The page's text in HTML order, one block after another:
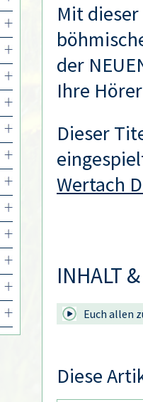
Mit
der
Ihre
Dieser
Wertach
INHALT
Euch allen
Diese